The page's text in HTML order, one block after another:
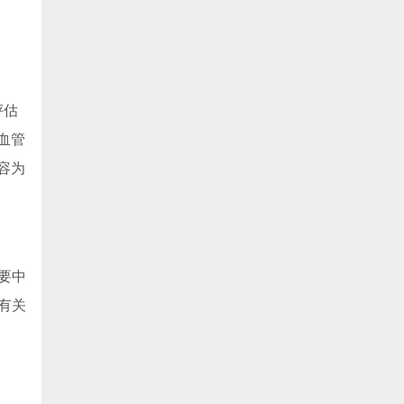
估
管
为
中
关